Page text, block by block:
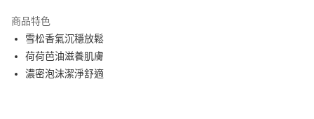
Apple Pay
街口支付
商品特色
雪松香氣沉穩放鬆
荷荷芭油滋養肌膚
濃密泡沫潔淨舒適